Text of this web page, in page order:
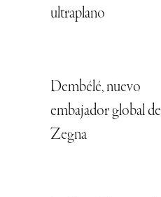
ultraplano
Dembélé, nuevo
embajador global de
Zegna